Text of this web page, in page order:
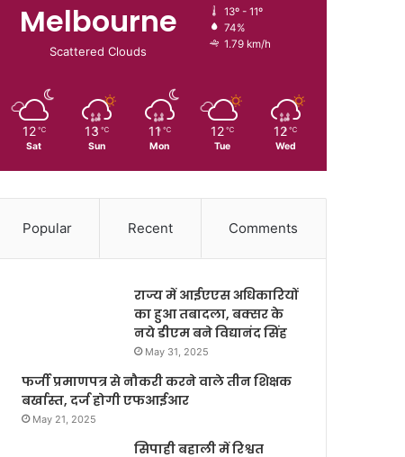
Melbourne
Scattered Clouds
13º - 11º
74%
1.79 km/h
12 ℃
Sat
13 ℃
Sun
11 ℃
Mon
12 ℃
Tue
12 ℃
Wed
Popular Recent Comments
राज्य में आईएएस अधिकारियों
का हुआ तबादला, बक्सर के
नये डीएम बने विद्यानंद सिंह
May 31, 2025
फर्जी प्रमाणपत्र से नौकरी करने वाले तीन शिक्षक
बर्खास्त, दर्ज होगी एफआईआर
May 21, 2025
सिपाही बहाली में रिश्वत